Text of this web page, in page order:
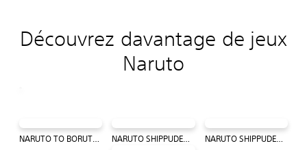
Découvrez davantage de jeux
Naruto
NARUTO TO BORUTO: SHINOBI STRIKER NARUTO SHIPPUDEN: Ultimate Ninja STORM 4 NARUTO SHIPPUDEN: Ultimate Ninja STORM Trilogy